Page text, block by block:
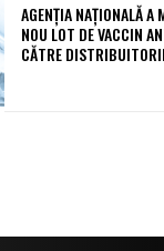
AGENȚIA NAȚIONALĂ
NOU LOT DE VACCIN
CĂTRE